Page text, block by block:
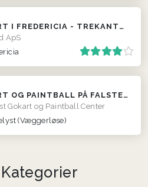
GOKART I FREDERICIA - TREKANTSOMRÅDET
ApS
GOKART OG PAINTBALL PÅ FALSTER
Gokart og Paintball Center
(Væggerløse)